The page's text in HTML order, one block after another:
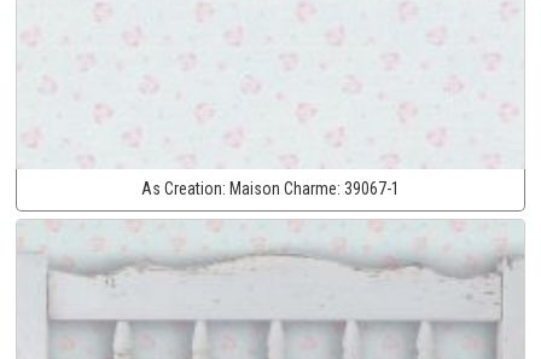
As Creation: Maison Charme: 39067-1